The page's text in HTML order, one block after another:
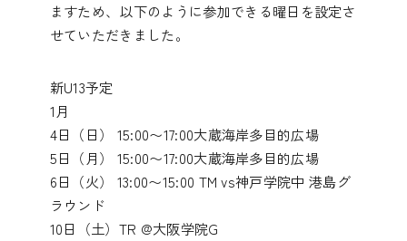
ますため、以下のように参加できる曜日を設定さ
せていただきました。
新U13予定
1月
4日（日） 15:00〜17:00大蔵海岸多目的広場
5日（月） 15:00〜17:00大蔵海岸多目的広場
6日（火） 13:00〜15:00 TM vs神戸学院中 港島グ
ラウンド
10日（土）TR @大阪学院G